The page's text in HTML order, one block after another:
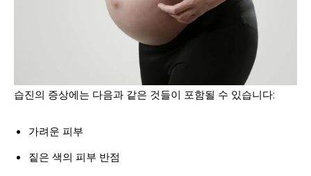
습진의 증상에는 다음과 같은 것들이 포함될 수 있습니다:
가려운 피부
짙은 색의 피부 반점